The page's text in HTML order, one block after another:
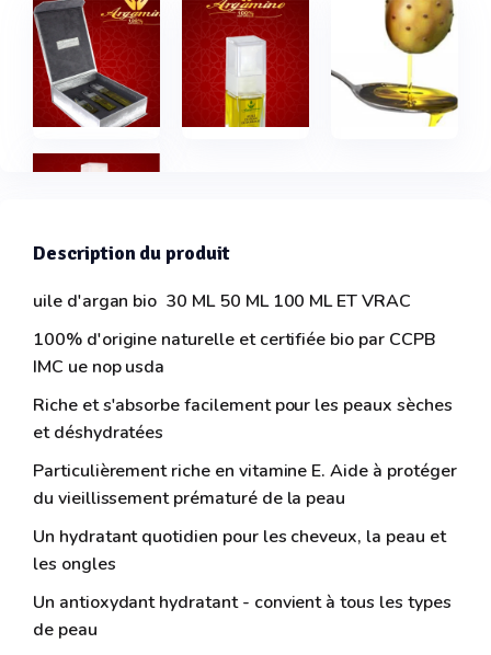
Description du produit
uile d'argan bio 30 ML 50 ML 100 ML ET VRAC
100% d'origine naturelle et certifiée bio par CCPB
IMC ue nop usda
Riche et s'absorbe facilement pour les peaux sèches
et déshydratées
Particulièrement riche en vitamine E. Aide à protéger
du vieillissement prématuré de la peau
Un hydratant quotidien pour les cheveux, la peau et
les ongles
Un antioxydant hydratant - convient à tous les types
de peau